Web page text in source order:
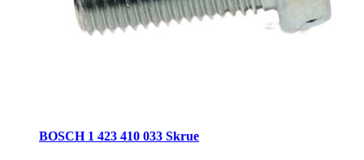
BOSCH 1 423 410 033 Skrue